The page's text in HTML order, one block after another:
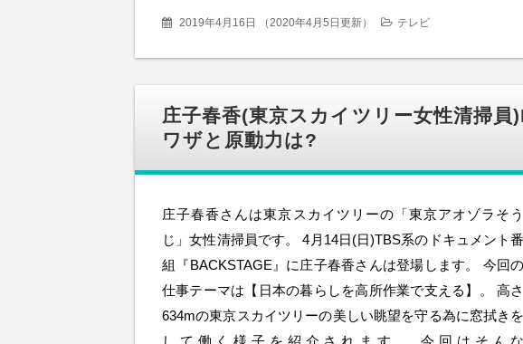
2019年4月16日 （2020年4月5日更新） テレビ
庄子春香(東京スカイツリー女性清掃員
ワザと原動力は?
庄子春香さんは東京スカイツリーの「東京アオゾラそう
じ」女性清掃員です。 4月14日(日)TBS系のドキュメント番
組『BACKSTAGE』に庄子春香さんは登場します。 今回の
仕事テーマは【日本の暮らしを高所作業で支える】。 高さ
634mの東京スカイツリーの美しい眺望を守る為に窓拭きを